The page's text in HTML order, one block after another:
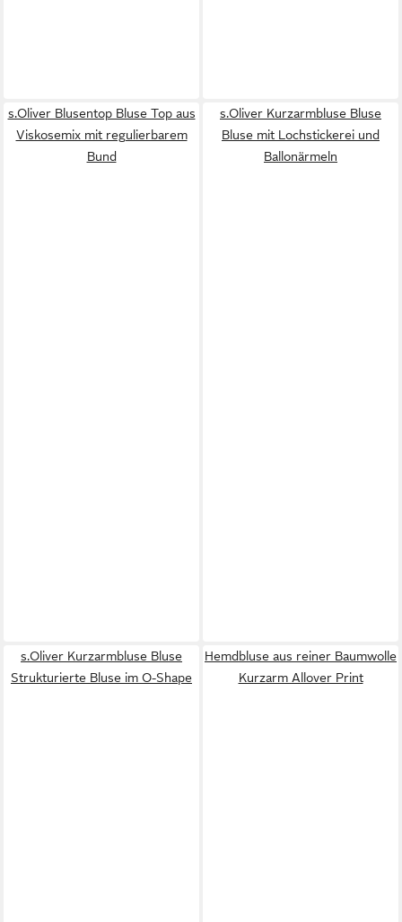
s.Oliver Blusentop Bluse Top aus
Viskosemix mit regulierbarem
Bund
s.Oliver Kurzarmbluse Bluse
Bluse mit Lochstickerei und
Ballonärmeln
s.Oliver Kurzarmbluse Bluse
Strukturierte Bluse im O-Shape
Hemdbluse aus reiner Baumwolle
Kurzarm Allover Print